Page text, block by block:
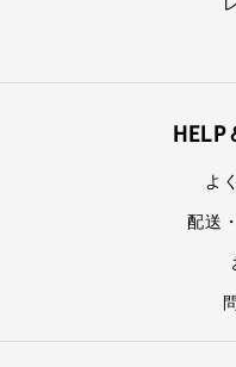
HELP
よ
配送